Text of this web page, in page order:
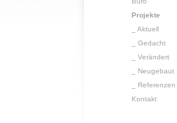
Projekte
Aktuell
Gedacht
Verändert
Neugebaut
Referenzen
Kontakt